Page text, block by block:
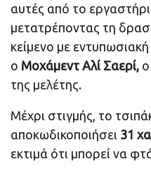
αυτές από το
μετατρέποντας τη
κείμενο με
ο Μοχάμεντ Αλί Σαερί,
της μελέτης.
Μέχρι στιγμής, το
αποκωδικοποιήσει 31
εκτιμά ότι μπορεί να